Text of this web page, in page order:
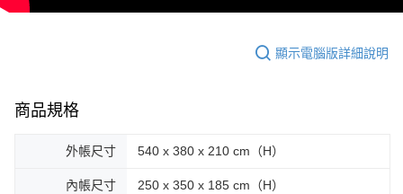
顯示電腦版詳細說明
商品規格
外帳尺寸 540 x 380 x 210 cm（H）
內帳尺寸 250 x 350 x 185 cm（H）